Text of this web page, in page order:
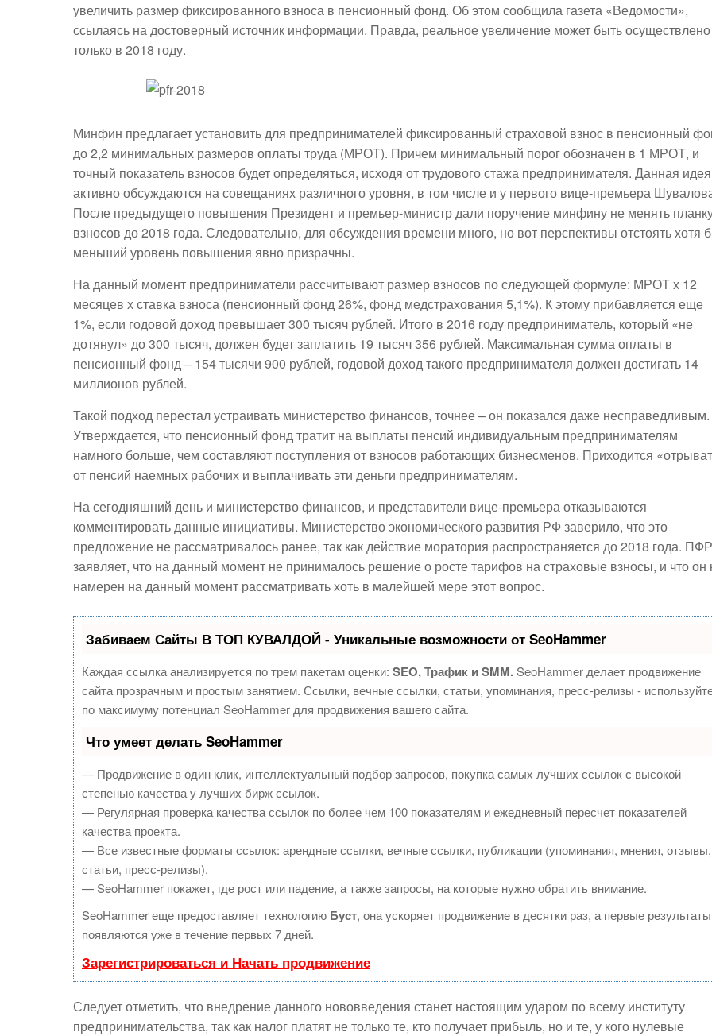
увеличить размер фиксированного взноса в пенсионный фонд. Об этом сообщила газета «Ведомости»,
ссылаясь на достоверный источник информации. Правда, реальное увеличение может быть осуществлено
только в 2018 году.
Минфин предлагает установить для предпринимателей фиксированный страховой взнос в пенсионный
до 2,2 минимальных размеров оплаты труда (МРОТ). Причем минимальный порог обозначен в 1 МРОТ, и
точный показатель взносов будет определяться, исходя от трудового стажа предпринимателя. Данная идея
активно обсуждаются на совещаниях различного уровня, в том числе и у первого вице-премьера
После предыдущего повышения Президент и премьер-министр дали поручение минфину не менять
взносов до 2018 года. Следовательно, для обсуждения времени много, но вот перспективы отстоять хотя
меньший уровень повышения явно призрачны.
На данный момент предприниматели рассчитывают размер взносов по следующей формуле: МРОТ х 12
месяцев х ставка взноса (пенсионный фонд 26%, фонд медстрахования 5,1%). К этому прибавляется еще
1%, если годовой доход превышает 300 тысяч рублей. Итого в 2016 году предприниматель, который «не
дотянул» до 300 тысяч, должен будет заплатить 19 тысяч 356 рублей. Максимальная сумма оплаты в
пенсионный фонд – 154 тысячи 900 рублей, годовой доход такого предпринимателя должен достигать 14
миллионов рублей.
Такой подход перестал устраивать министерство финансов, точнее – он показался даже несправедливым.
Утверждается, что пенсионный фонд тратит на выплаты пенсий индивидуальным предпринимателям
намного больше, чем составляют поступления от взносов работающих бизнесменов. Приходится
от пенсий наемных рабочих и выплачивать эти деньги предпринимателям.
На сегодняшний день и министерство финансов, и представители вице-премьера отказываются
комментировать данные инициативы. Министерство экономического развития РФ заверило, что это
предложение не рассматривалось ранее, так как действие моратория распространяется до 2018 года. ПФР
заявляет, что на данный момент не принималось решение о росте тарифов на страховые взносы, и что он
намерен на данный момент рассматривать хоть в малейшей мере этот вопрос.
Забиваем Сайты В ТОП КУВАЛДОЙ - Уникальные возможности от SeoHammer
Каждая ссылка анализируется по трем пакетам оценки: SEO, Трафик и SMM.SeoHammer делает продвижение
сайта прозрачным и простым занятием. Ссылки, вечные ссылки, статьи, упоминания, пресс-релизы -
по максимуму потенциал SeoHammer для продвижения вашего сайта.
Что умеет делать SeoHammer
— Продвижение в один клик, интеллектуальный подбор запросов, покупка самых лучших ссылок с высокой
степенью качества у лучших бирж ссылок.
— Регулярная проверка качества ссылок по более чем 100 показателям и ежедневный пересчет показателей
качества проекта.
— Все известные форматы ссылок: арендные ссылки, вечные ссылки, публикации (упоминания, мнения, отзывы,
статьи, пресс-релизы).
— SeoHammer покажет, где рост или падение, а также запросы, на которые нужно обратить внимание.
SeoHammer еще предоставляет технологию Буст, она ускоряет продвижение в десятки раз, а первые результаты
появляются уже в течение первых 7 дней.
Зарегистрироваться и Начать продвижение
Следует отметить, что внедрение данного нововведения станет настоящим ударом по всему институту
предпринимательства, так как налог платят не только те, кто получает прибыль, но и те, у кого нулевые